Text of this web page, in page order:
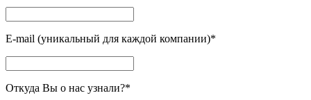
E-mail (уникальный для каждой компании)*
Откуда Вы о нас узнали?*